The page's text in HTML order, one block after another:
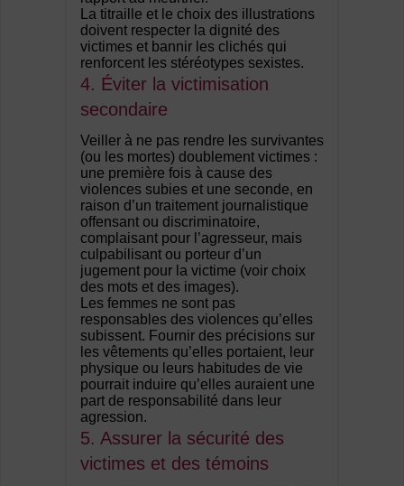
La titraille et le choix des illustrations
doivent respecter la dignité des
victimes et bannir les clichés qui
renforcent les stéréotypes sexistes.
4. Éviter la victimisation
secondaire
Veiller à ne pas rendre les survivantes
(ou les mortes) doublement victimes :
une première fois à cause des
violences subies et une seconde, en
raison d’un traitement journalistique
offensant ou discriminatoire,
complaisant pour l’agresseur, mais
culpabilisant ou porteur d’un
jugement pour la victime (voir choix
des mots et des images).
Les femmes ne sont pas
responsables des violences qu’elles
subissent. Fournir des précisions sur
les vêtements qu’elles portaient, leur
physique ou leurs habitudes de vie
pourrait induire qu’elles auraient une
part de responsabilité dans leur
agression.
5. Assurer la sécurité des
victimes et des témoins